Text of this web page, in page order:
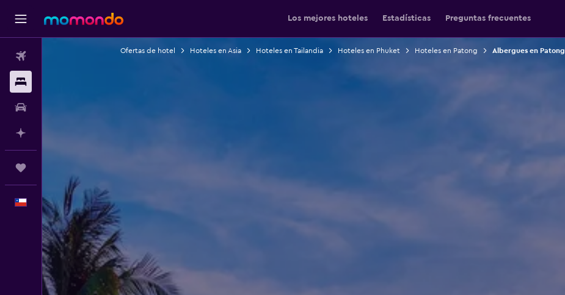
Los mejores hoteles Estadísticas Preguntas frecuentes
Español
Ofertas de hotel Hoteles en Asia Hoteles en Tailandia Hoteles en Phuket Hoteles en Patong Albergues en Patong